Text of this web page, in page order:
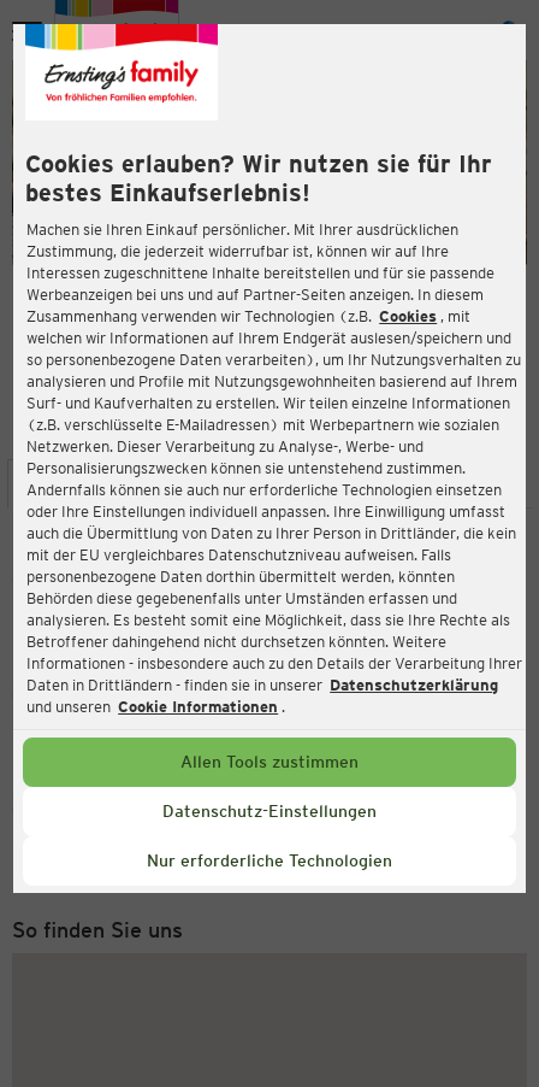
Cookies erlauben? Wir nutzen sie für Ihr
bestes Einkaufserlebnis!
Machen sie Ihren Einkauf persönlicher. Mit Ihrer ausdrücklichen
Zustimmung, die jederzeit widerrufbar ist, können wir auf Ihre
Interessen zugeschnittene Inhalte bereitstellen und für sie passende
Werbeanzeigen bei uns und auf Partner-Seiten anzeigen. In diesem
Zusammenhang verwenden wir Technologien (z.B. Cookies , mit
welchen wir Informationen auf Ihrem Endgerät auslesen/speichern und
so personenbezogene Daten verarbeiten), um Ihr Nutzungsverhalten zu
analysieren und Profile mit Nutzungsgewohnheiten basierend auf Ihrem
Surf- und Kaufverhalten zu erstellen. Wir teilen einzelne Informationen
(z.B. verschlüsselte E-Mailadressen) mit Werbepartnern wie sozialen
Netzwerken. Dieser Verarbeitung zu Analyse-, Werbe- und
Personalisierungszwecken können sie untenstehend zustimmen.
Andernfalls können sie auch nur erforderliche Technologien einsetzen
oder Ihre Einstellungen individuell anpassen. Ihre Einwilligung umfasst
auch die Übermittlung von Daten zu Ihrer Person in Drittländer, die kein
mit der EU vergleichbares Datenschutzniveau aufweisen. Falls
personenbezogene Daten dorthin übermittelt werden, könnten
Behörden diese gegebenenfalls unter Umständen erfassen und
analysieren. Es besteht somit eine Möglichkeit, dass sie Ihre Rechte als
Betroffener dahingehend nicht durchsetzen könnten. Weitere
Informationen - insbesondere auch zu den Details der Verarbeitung Ihrer
Daten in Drittländern - finden sie in unserer Datenschutzerklärung
und unseren Cookie Informationen .
Allen Tools zustimmen
Datenschutz-Einstellungen
Nur erforderliche Technologien
Menü
ERNSTING'S FAMILY FILIALE
Marktgasse 20
35305 Grünberg
4,4
Bewertung:
STANDORT SERVICES SORTIMENT AKTIONEN
Ernsting's family
Marktgasse 20, 35305 Grünberg
Aktuell:
Geöffnet
Service Hotline
Montag bis Freitag 8-18 Uhr
So finden Sie uns